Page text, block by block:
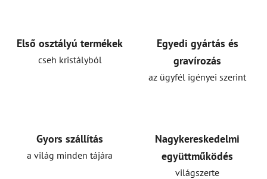
Első osztályú termékek
cseh kristályból
Egyedi gyártás és
gravírozás
az ügyfél igényei szerint
Gyors szállítás
a világ minden tájára
Nagykereskedelmi
együttműködés
világszerte